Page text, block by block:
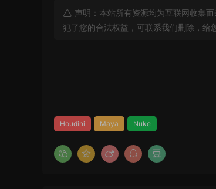
声明：本站所有资源均为互联网收集
犯了您的合法权益，可联系我们删除，给
Houdini Maya Nuke